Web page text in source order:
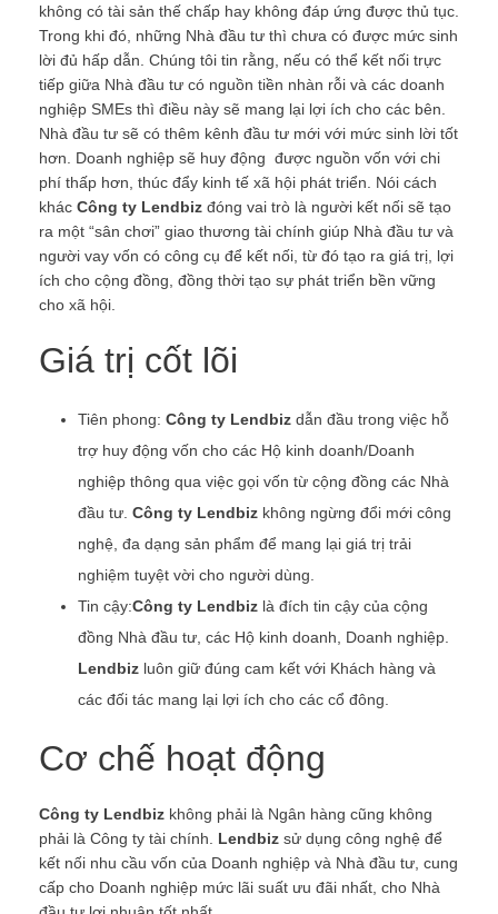
không có tài sản thế chấp hay không đáp ứng được thủ tục.
Trong khi đó, những Nhà đầu tư thì chưa có được mức sinh
lời đủ hấp dẫn. Chúng tôi tin rằng, nếu có thể kết nối trực
tiếp giữa Nhà đầu tư có nguồn tiền nhàn rỗi và các doanh
nghiệp SMEs thì điều này sẽ mang lại lợi ích cho các bên.
Nhà đầu tư sẽ có thêm kênh đầu tư mới với mức sinh lời tốt
hơn. Doanh nghiệp sẽ huy động được nguồn vốn với chi
phí thấp hơn, thúc đẩy kinh tế xã hội phát triển. Nói cách
khác Công ty Lendbiz đóng vai trò là người kết nối sẽ tạo
ra một “sân chơi” giao thương tài chính giúp Nhà đầu tư và
người vay vốn có công cụ để kết nối, từ đó tạo ra giá trị, lợi
ích cho cộng đồng, đồng thời tạo sự phát triển bền vững
cho xã hội.
Giá trị cốt lõi
Tiên phong: Công ty Lendbiz dẫn đầu trong việc hỗ
trợ huy động vốn cho các Hộ kinh doanh/Doanh
nghiệp thông qua việc gọi vốn từ cộng đồng các Nhà
đầu tư. Công ty Lendbiz không ngừng đổi mới công
nghệ, đa dạng sản phẩm để mang lại giá trị trải
nghiệm tuyệt vời cho người dùng.
Tin cậy:Công ty Lendbiz là đích tin cậy của cộng
đồng Nhà đầu tư, các Hộ kinh doanh, Doanh nghiệp.
Lendbiz luôn giữ đúng cam kết với Khách hàng và
các đối tác mang lại lợi ích cho các cổ đông.
Cơ chế hoạt động
Công ty Lendbiz không phải là Ngân hàng cũng không
phải là Công ty tài chính. Lendbiz sử dụng công nghệ để
kết nối nhu cầu vốn của Doanh nghiệp và Nhà đầu tư, cung
cấp cho Doanh nghiệp mức lãi suất ưu đãi nhất, cho Nhà